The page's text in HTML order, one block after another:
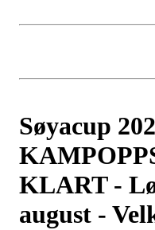
Søyacup
KLART -
august -